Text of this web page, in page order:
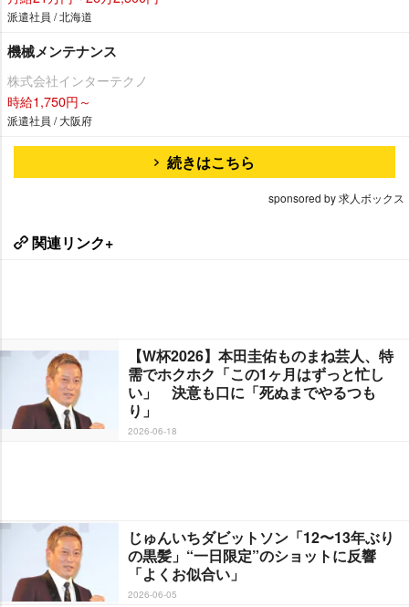
派遣社員 / 北海道
機械メンテナンス
株式会社インターテクノ
時給1,750円～
派遣社員 / 大阪府
続きはこちら
sponsored by 求人ボックス
関連リンク+
【W杯2026】本田圭佑ものまね芸人、特
需でホクホク「この1ヶ月はずっと忙し
い」 決意も口に「死ぬまでやるつも
り」
2026-06-18
じゅんいちダビットソン「12〜13年ぶり
の黒髪」“一日限定”のショットに反響
「よくお似合い」
2026-06-05